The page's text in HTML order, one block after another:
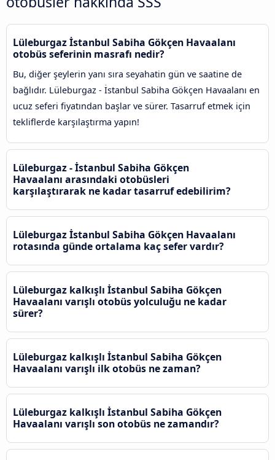
Lüleburgaz İstanbul Sabiha Gökçen Havaalanı
otobüs seferinin masrafı nedir?
Bu, diğer şeylerin yanı sıra seyahatin gün ve saatine de
bağlıdır. Lüleburgaz - İstanbul Sabiha Gökçen Havaalanı en
ucuz seferi fiyatından başlar ve sürer. Tasarruf etmek için
tekliflerde karşılaştırma yapın!
Lüleburgaz - İstanbul Sabiha Gökçen
Havaalanı arasındaki otobüsleri
karşılaştırarak ne kadar tasarruf edebilirim?
Lüleburgaz İstanbul Sabiha Gökçen Havaalanı
rotasında günde ortalama kaç sefer vardır?
Lüleburgaz kalkışlı İstanbul Sabiha Gökçen
Havaalanı varışlı otobüs yolculuğu ne kadar
sürer?
Lüleburgaz kalkışlı İstanbul Sabiha Gökçen
Havaalanı varışlı ilk otobüs ne zaman?
Lüleburgaz kalkışlı İstanbul Sabiha Gökçen
Havaalanı varışlı son otobüs ne zamandır?